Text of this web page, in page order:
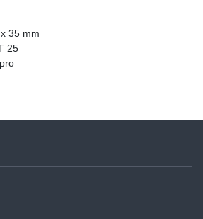
35 mm
25